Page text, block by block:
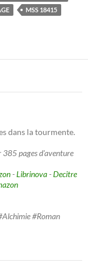
MSS 18415
dans la tourmente.
pages d'aventure
-Librinova-Decitre
#Roman